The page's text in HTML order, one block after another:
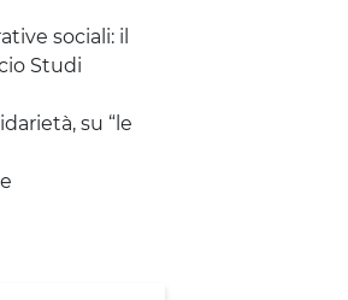
sociali: il
Studi
su “le